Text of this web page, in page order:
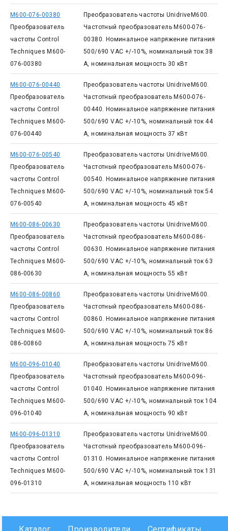
M600-076-00380
Преобразователь
частоты Control
Techniques M600-
076-00380
Преобразователь частоты UnidriveM600.
Частотный преобразователь M600-076-
00380. Номинальное напряжение питания
500/690 VAC +/-10%, номинальный ток 38
А, номинальная мощность 30 кВт
M600-076-00440
Преобразователь
частоты Control
Techniques M600-
076-00440
Преобразователь частоты UnidriveM600.
Частотный преобразователь M600-076-
00440. Номинальное напряжение питания
500/690 VAC +/-10%, номинальный ток 44
А, номинальная мощность 37 кВт
M600-076-00540
Преобразователь
частоты Control
Techniques M600-
076-00540
Преобразователь частоты UnidriveM600.
Частотный преобразователь M600-076-
00540. Номинальное напряжение питания
500/690 VAC +/-10%, номинальный ток 54
А, номинальная мощность 45 кВт
M600-086-00630
Преобразователь
частоты Control
Techniques M600-
086-00630
Преобразователь частоты UnidriveM600.
Частотный преобразователь M600-086-
00630. Номинальное напряжение питания
500/690 VAC +/-10%, номинальный ток 63
А, номинальная мощность 55 кВт
M600-086-00860
Преобразователь
частоты Control
Techniques M600-
086-00860
Преобразователь частоты UnidriveM600.
Частотный преобразователь M600-086-
00860. Номинальное напряжение питания
500/690 VAC +/-10%, номинальный ток 86
А, номинальная мощность 75 кВт
M600-096-01040
Преобразователь
частоты Control
Techniques M600-
096-01040
Преобразователь частоты UnidriveM600.
Частотный преобразователь M600-096-
01040. Номинальное напряжение питания
500/690 VAC +/-10%, номинальный ток 104
А, номинальная мощность 90 кВт
M600-096-01310
Преобразователь
частоты Control
Techniques M600-
096-01310
Преобразователь частоты UnidriveM600.
Частотный преобразователь M600-096-
01310. Номинальное напряжение питания
500/690 VAC +/-10%, номинальный ток 131
А, номинальная мощность 110 кВт